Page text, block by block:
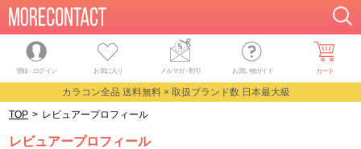
登録・ログイン お気に入り メルマガ・割引 お買い物ガイド カート
カラコン全品 送料無料 × 取扱ブランド数 日本最大級
TOP > レビュアープロフィール
レビュアープロフィール